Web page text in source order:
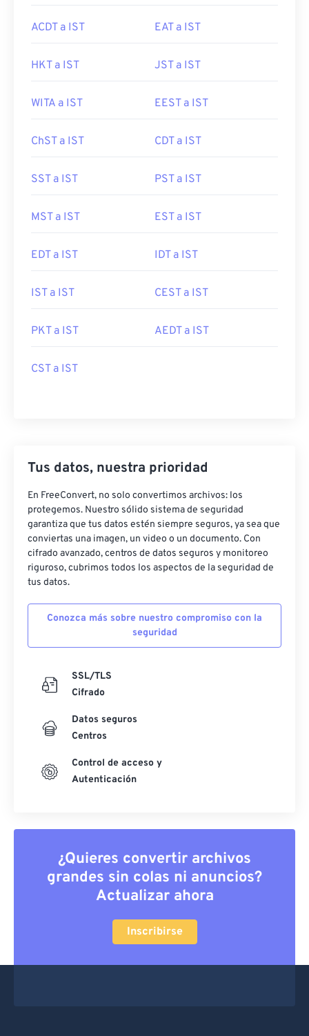
ACDT a IST EAT a IST
HKT a IST JST a IST
WITA a IST EEST a IST
ChST a IST CDT a IST
SST a IST PST a IST
MST a IST EST a IST
EDT a IST IDT a IST
IST a IST CEST a IST
PKT a IST AEDT a IST
CST a IST
Tus datos, nuestra prioridad
En FreeConvert, no solo convertimos archivos: los
protegemos. Nuestro sólido sistema de seguridad
garantiza que tus datos estén siempre seguros, ya sea que
conviertas una imagen, un video o un documento. Con
cifrado avanzado, centros de datos seguros y monitoreo
riguroso, cubrimos todos los aspectos de la seguridad de
tus datos.
Conozca más sobre nuestro compromiso con la
seguridad
SSL/TLS
Cifrado
Datos seguros
Centros
Control de acceso y
Autenticación
¿Quieres convertir archivos
grandes sin colas ni anuncios?
Actualizar ahora
Inscribirse